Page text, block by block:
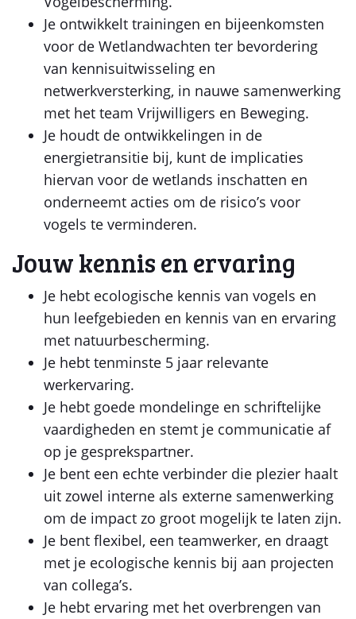
Je ontwikkelt trainingen en bijeenkomsten
voor de Wetlandwachten ter bevordering
van kennisuitwisseling en
netwerkversterking, in nauwe samenwerking
met het team Vrijwilligers en Beweging.
Je houdt de ontwikkelingen in de
energietransitie bij, kunt de implicaties
hiervan voor de wetlands inschatten en
onderneemt acties om de risico’s voor
vogels te verminderen.
Jouw kennis en ervaring
Je hebt ecologische kennis van vogels en
hun leefgebieden en kennis van en ervaring
met natuurbescherming.
Je hebt tenminste 5 jaar relevante
werkervaring.
Je hebt goede mondelinge en schriftelijke
vaardigheden en stemt je communicatie af
op je gesprekspartner.
Je bent een echte verbinder die plezier haalt
uit zowel interne als externe samenwerking
om de impact zo groot mogelijk te laten zijn.
Je bent flexibel, een teamwerker, en draagt
met je ecologische kennis bij aan projecten
van collega’s.
Je hebt ervaring met het overbrengen van